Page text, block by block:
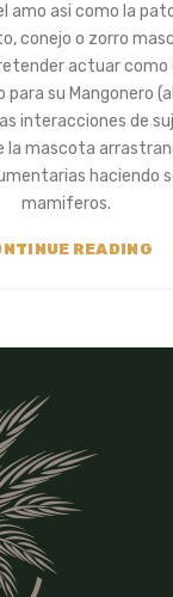
amo asi­ como la
conejo o zorro
actuar como
para su Mangonero
interacciones de
la mascota
haciendo
mamiferos.
READING